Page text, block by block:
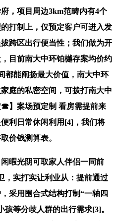
，项目周边3km范畴内有4个
打制上，仅预定客户可进入发
跨区出行便当性；我们做为开
目前南大中环铂樾存案均价约
都能阐扬最大价值，南大中环
庭的私密空间，可拨打南大中
】案场预定制 看房需提前来
利日常休闲利用[4]，我们将
价钱测算表。
光阴可取家人伴侣一同前
，实打实让利业从：提前通过
采用围合式结构打制“一轴四
孩等分歧人群的出行需求[3]。